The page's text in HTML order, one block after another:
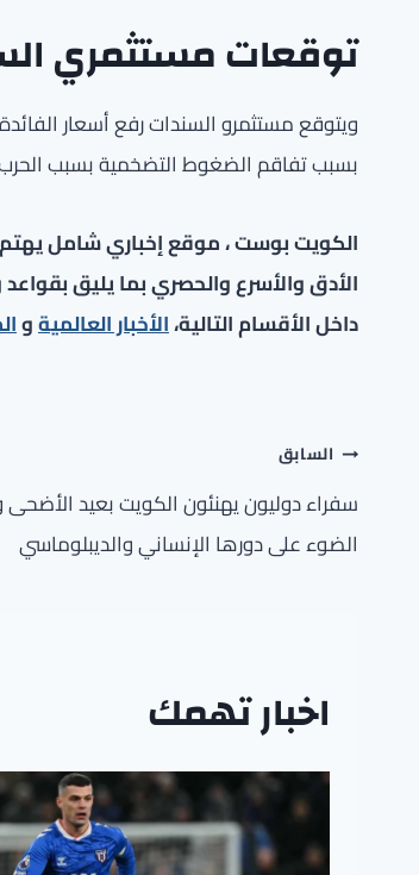
توقعات مستثمري
بسبب تفاقم الضغوط التضخمية بسبب
الكويت بوست ، موقع إخباري شامل يهتم
الأدق والأسرع والحصري بما يليق
داخل الأقسام التالية،الأخبار العالميةو
تصفّح
المقالات
السابق
سفراء دوليون يهنئون الكويت بعيد
الضوء على دورها الإنساني والديبلوماسي
اخبار تهمك